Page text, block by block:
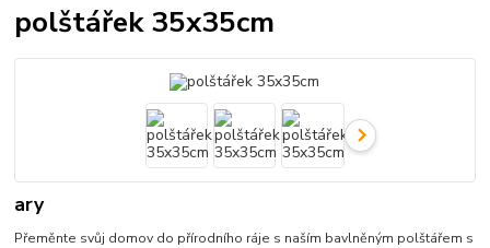
polštářek 35x35cm
ary
Přeměnte svůj domov do přírodního ráje s naším bavlněným polštářem s